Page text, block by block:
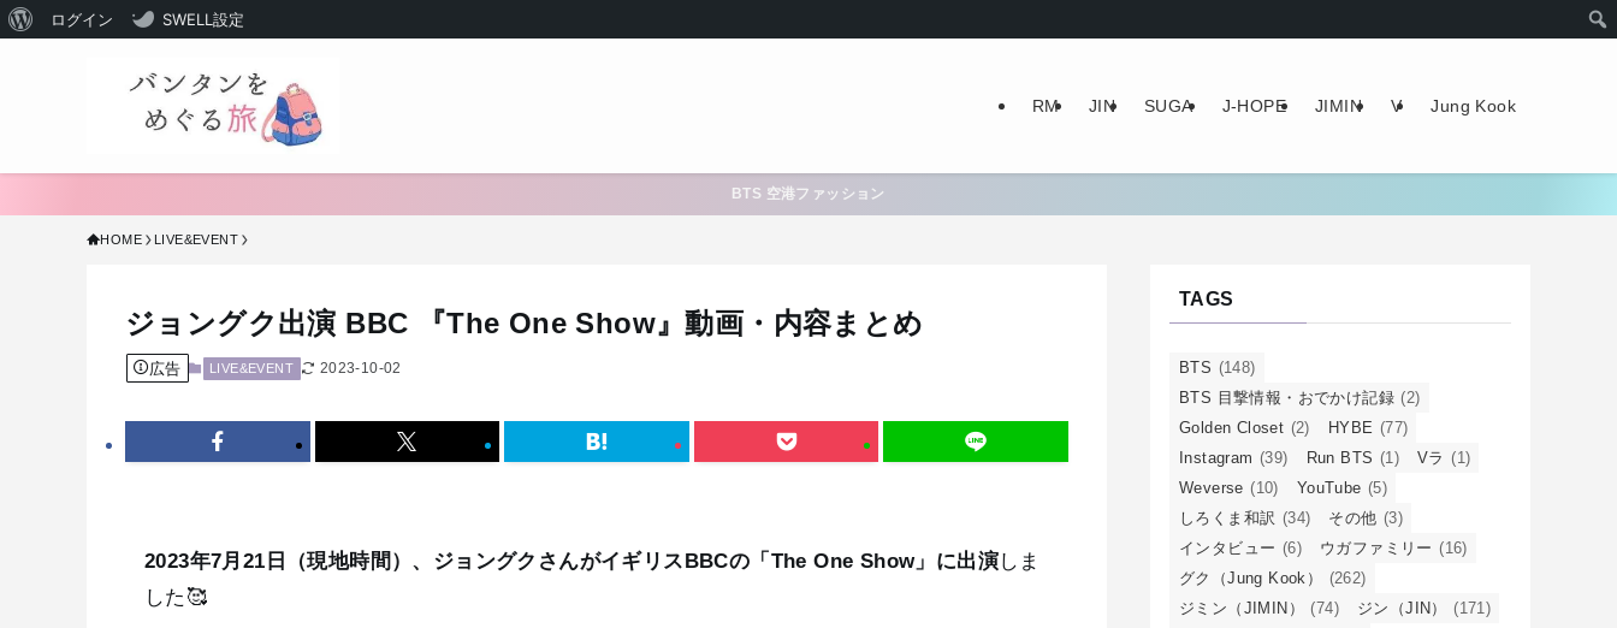
WordPress
て
ログイン SWELL設定
RM JIN SUGA J-HOPE JIMIN V Jung Kook
BTS 空港ファッション
HOME LIVE&EVENT
ジョングク出演 BBC 『The One Show』動画・内容まとめ
広告 LIVE&EVENT 2023-10-02
2023年7月21日（現地時間）、ジョングクさんがイギリスBBCの「The One Show」に出演しま
した🥰
TAGS
BTS (148)
BTS 目撃情報・おでかけ記録 (2)
Golden Closet (2) HYBE (77)
Instagram (39) Run BTS (1) Vラ (1)
Weverse (10) YouTube (5)
しろくま和訳 (34) その他 (3)
インタビュー (6) ウガファミリー (16)
グク（Jung Kook）
(262)
ジミン（JIMIN）
(74) ジン（JIN）
(171)